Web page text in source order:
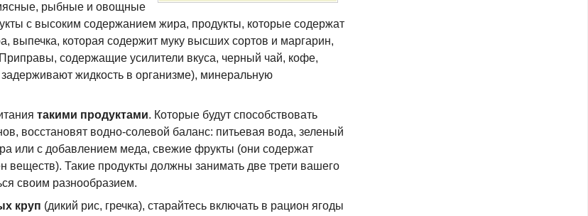
рыбные и овощные
с высоким содержанием жира, продукты, которые содержат
выпечка, которая содержит муку высших сортов и маргарин,
содержащие усилители вкуса, черный чай, кофе,
жидкость в организме), минеральную
такими продуктами. Которые будут способствовать
восстановят водно-солевой баланс: питьевая вода, зеленый
или с добавлением меда, свежие фрукты (они содержат
веществ). Такие продукты должны занимать две трети вашего
своим разнообразием.
круп (дикий рис, гречка), старайтесь включать в рацион ягоды